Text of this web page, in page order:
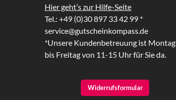
Hier geht’s zur Hilfe-Seite
Tel.: +49 (0)30 897 33 42 99 *
service@gutscheinkompass.de
*Unsere Kundenbetreuung ist Montag
bis Freitag von 11-15 Uhr für Sie da.
Widerrufsformular